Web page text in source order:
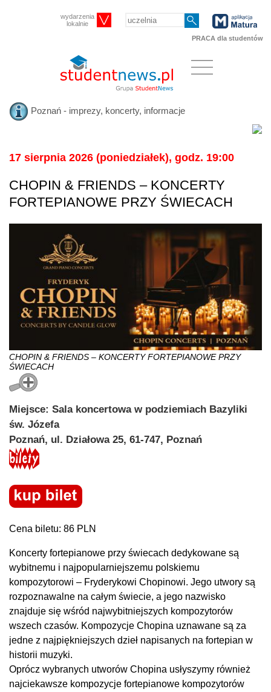
wydarzenia
lokalnie
PRACA dla studentów
Poznań - imprezy, koncerty, informacje
17 sierpnia 2026 (poniedziałek), godz. 19:00
CHOPIN & FRIENDS – KONCERTY
FORTEPIANOWE PRZY ŚWIECACH
CHOPIN & FRIENDS – KONCERTY FORTEPIANOWE PRZY
ŚWIECACH
Miejsce: Sala koncertowa w podziemiach Bazyliki
św. Józefa
Poznań, ul. Działowa 25, 61-747, Poznań
Cena biletu: 86 PLN
Koncerty fortepianowe przy świecach dedykowane są
wybitnemu i najpopularniejszemu polskiemu
kompozytorowi – Fryderykowi Chopinowi. Jego utwory są
rozpoznawalne na całym świecie, a jego nazwisko
znajduje się wśród najwybitniejszych kompozytorów
wszech czasów. Kompozycje Chopina uznawane są za
jedne z najpiękniejszych dzieł napisanych na fortepian w
historii muzyki.
Oprócz wybranych utworów Chopina usłyszymy również
najciekawsze kompozycje fortepianowe kompozytorów